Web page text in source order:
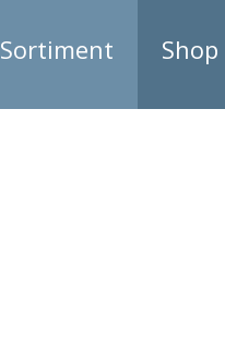
Sortiment Shop